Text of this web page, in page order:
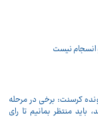
انسجام نیست
کرسنت: برخی در مرحله
منتظر بمانیم تا رای